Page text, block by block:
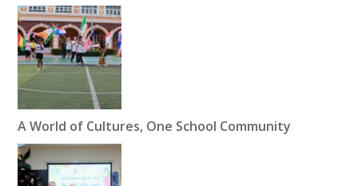
A World of Cultures, One School Community